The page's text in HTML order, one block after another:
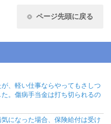
ページ先頭に戻る
、軽い仕事ならやってもさしつ
。傷病手当金は打ち切られるの
になった場合、保険給付は受け